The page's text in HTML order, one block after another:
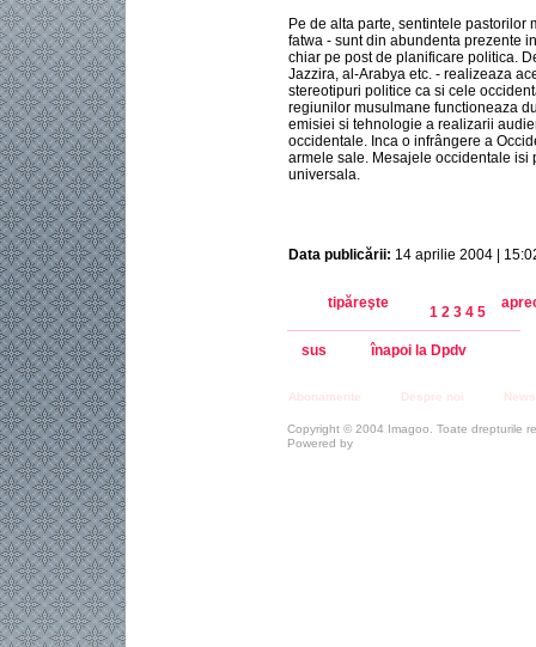
Pe de alta parte, sentintele pastorilor
fatwa - sunt din abundenta prezente
chiar pe post de planificare politica.
Jazzira, al-Arabya etc. - realizeaza
stereotipuri politice ca si cele
regiunilor musulmane functioneaza
emisiei si tehnologie a realizarii
occidentale. Inca o infrângere a
armele sale. Mesajele occidentale isi
universala.
Data publicării: 14 aprilie 2004 |
tipăreşte
1 2 3 4 5
sus înapoi la Dpdv
Abonamente Despre noi
Copyright © 2004 Imagoo. Toate drepturile
Powered by